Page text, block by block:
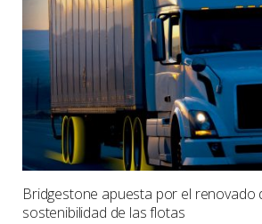
Bridgestone apuesta por el renovado
sostenibilidad de las flotas